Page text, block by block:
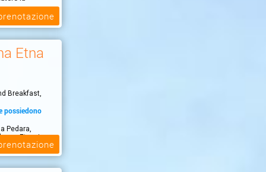
Etna
Breakfast,
possiedono
Pedara,
Etna, in